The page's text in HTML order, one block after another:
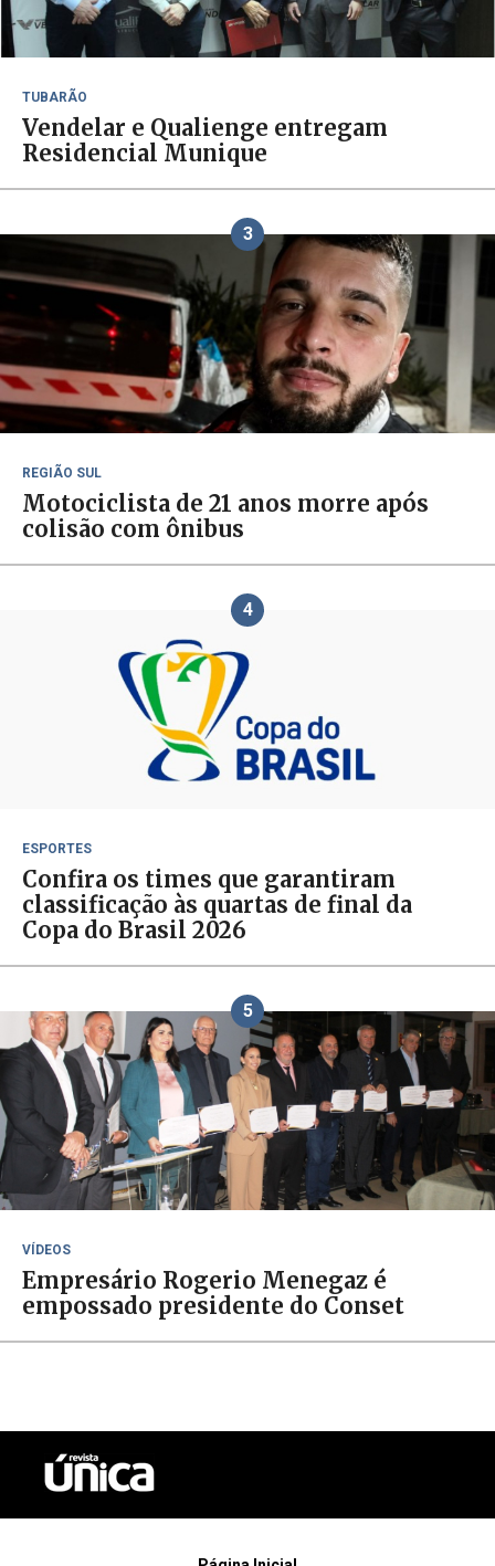
TUBARÃO
Vendelar e Qualienge entregam
Residencial Munique
3
REGIÃO SUL
Motociclista de 21 anos morre após
colisão com ônibus
4
ESPORTES
Confira os times que garantiram
classificação às quartas de final da
Copa do Brasil 2026
5
VÍDEOS
Empresário Rogerio Menegaz é
empossado presidente do Conset